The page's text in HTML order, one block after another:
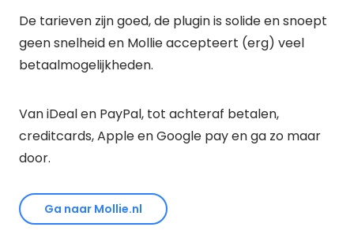
De tarieven zijn goed, de plugin is solide en snoept
geen snelheid en Mollie accepteert (erg) veel
betaalmogelijkheden.
Van iDeal en PayPal, tot achteraf betalen,
creditcards, Apple en Google pay en ga zo maar
door.
Ga naar Mollie.nl